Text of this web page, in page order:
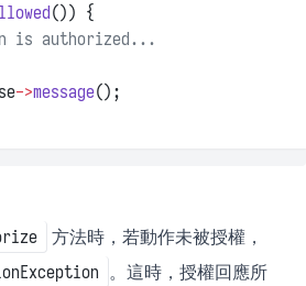
()) {
is authorized...
->message();
方法時，若動作未被授權，
。這時，授權回應所